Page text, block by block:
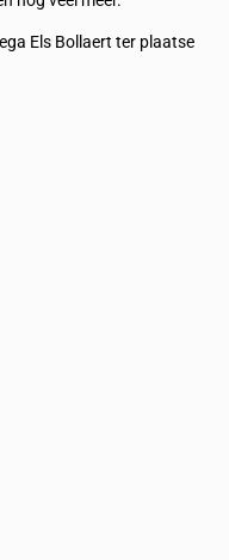
Els Bollaert ter plaatse